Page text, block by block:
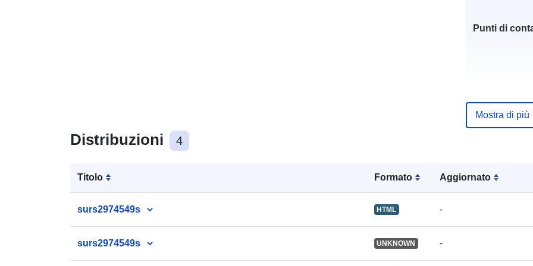
Distribuzioni 4
Titolo Formato Aggiornato
surs2974549s HTML -
surs2974549s UNKNOWN -
Punti di
Registro del
catalogo:
uriRef:
Mostra di più